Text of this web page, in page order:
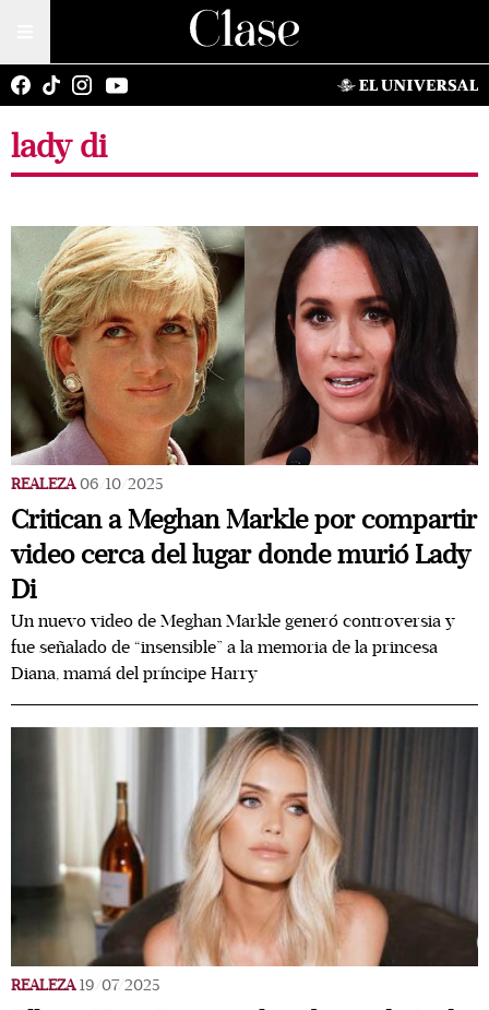
lady di
REALEZA 06/10/2025
Critican a Meghan Markle por compartir
video cerca del lugar donde murió Lady
Di
Un nuevo video de Meghan Markle generó controversia y
fue señalado de “insensible” a la memoria de la princesa
Diana, mamá del príncipe Harry
REALEZA 19/07/2025